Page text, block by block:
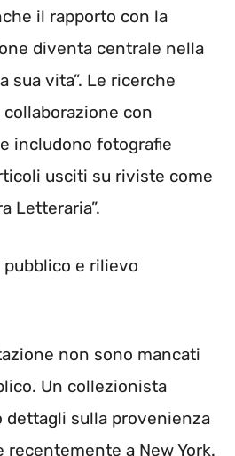
il rapporto con la
diventa centrale nella
sua vita”. Le ricerche
con
includono fotografie
usciti su riviste come
Letteraria”.
e rilievo
non sono mancati
Un collezionista
dettagli sulla provenienza
a New York.